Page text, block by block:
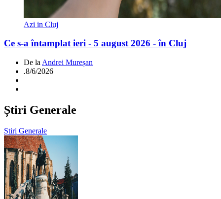
Azi in Cluj
Ce s-a întamplat ieri - 5 august 2026 - în Cluj
De la Andrei Mureșan
.8/6/2026
Știri Generale
Știri Generale